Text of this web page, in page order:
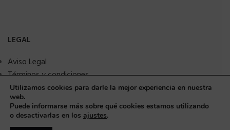
LEGAL
Aviso Legal
Términos y condiciones
Política de privacidad
Política de Cookies
Seguridad y protección a compradores
Utilizamos cookies para darle la mejor experiencia en nuestra
web.
Puede informarse más sobre qué cookies estamos utilizando
o desactivarlas en los ajustes.